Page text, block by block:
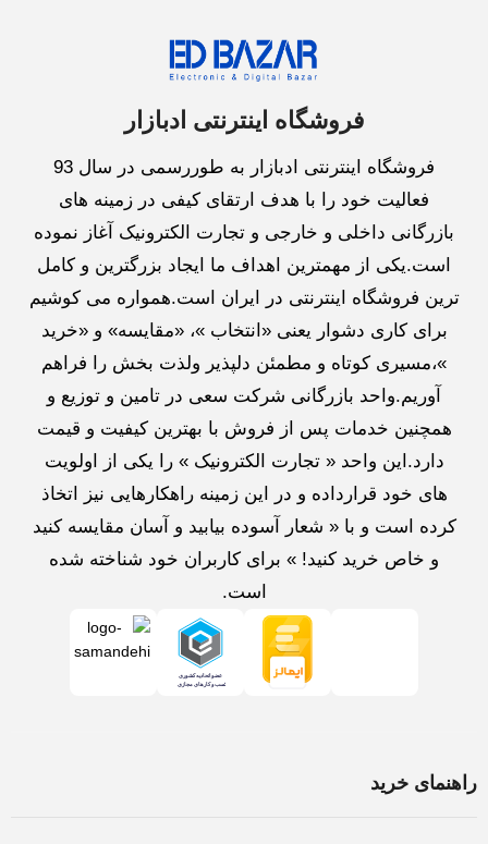
فروشگاه اینترنتی ادبازار
فروشگاه اینترنتی ادبازار به طوررسمی در سال 93
فعالیت خود را با هدف ارتقای کیفی در زمینه های
بازرگانی داخلی و خارجی و تجارت الکترونیک آغاز نموده
است.یکی از مهمترین اهداف ما ایجاد بزرگترین و کامل
ترین فروشگاه اینترنتی در ایران است.همواره می کوشیم
برای کاری دشوار یعنی «انتخاب »، «مقایسه» و «خرید
»،مسیری کوتاه و مطمئن دلپذیر ولذت بخش را فراهم
آوریم.واحد بازرگانی شرکت سعی در تامین و توزیع و
همچنین خدمات پس از فروش با بهترین کیفیت و قیمت
دارد.این واحد « تجارت الکترونیک » را یکی از اولویت
های خود قرارداده و در این زمینه راهکارهایی نیز اتخاذ
کرده است و با « شعار آسوده بیابید و آسان مقایسه کنید
و خاص خرید کنید! » برای کاربران خود شناخته شده
است.
راهنمای خرید